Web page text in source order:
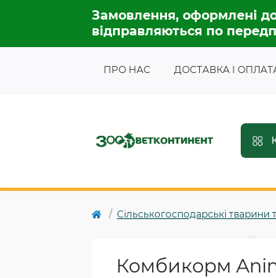
Замовлення, оформлені
відправляються по
ПРО НАС ДОСТАВКА І
Сільськогосподарські тварини
Комбикорм